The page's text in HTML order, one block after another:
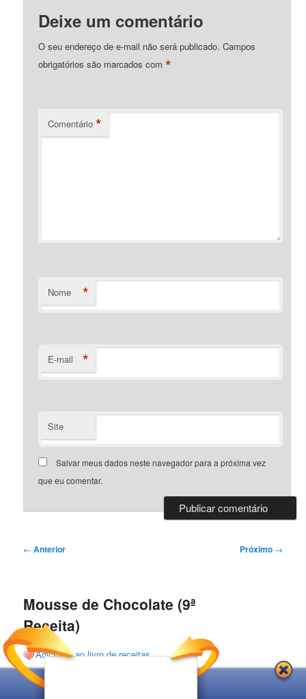
Deixe um comentário
O seu endereço de e-mail não será publicado. Campos
obrigatórios são marcados com*
Comentário *
Nome *
E-mail *
Site
Salvar meus dados neste navegador para a próxima vez
que eu comentar.
Navegação
← Anterior Próximo →
Mousse de Chocolate (9ª
Receita)
Adicionar ao livro de receitas
Ingredientes